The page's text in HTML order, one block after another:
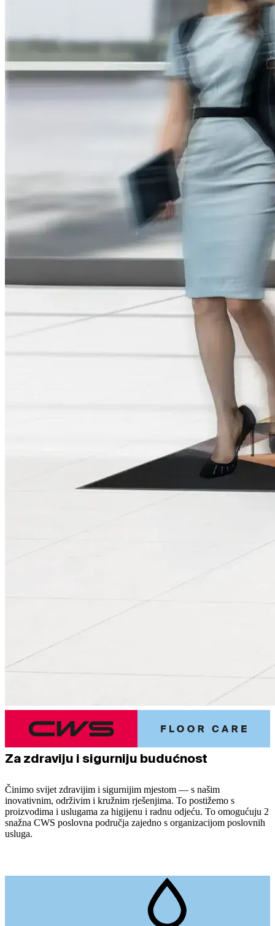
Za zdraviju i sigurniju budućnost
Činimo svijet zdravijim i sigurnijim mjestom — s našim
inovativnim, održivim i kružnim rješenjima. To postižemo s
proizvodima i uslugama za higijenu i radnu odjeću. To omogućuju 2
snažna CWS poslovna područja zajedno s organizacijom poslovnih
usluga.